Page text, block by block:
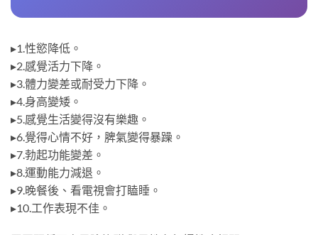
▸1.性慾降低。
▸2.感覺活力下降。
▸3.體力變差或耐受力下降。
▸4.身高變矮。
▸5.感覺生活變得沒有樂趣。
▸6.覺得心情不好，脾氣變得暴躁。
▸7.勃起功能變差。
▸8.運動能力減退。
▸9.晚餐後、看電視會打瞌睡。
▸10.工作表現不佳。